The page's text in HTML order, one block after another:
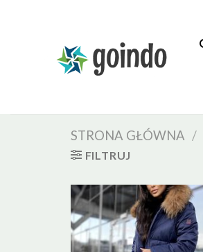
STRONA GŁÓWNA /
FILTRUJ